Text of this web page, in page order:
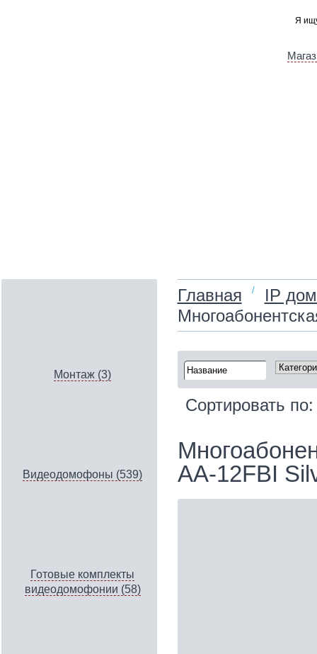
Монтаж (3)
Видеодомофоны (539)
Готовые комплекты
видеодомофонии (58)
Главная /
IP
Сортировать
AA-12FBI